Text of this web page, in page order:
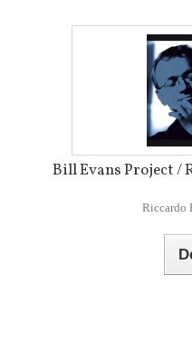
Bill Evans Project /
Riccardo